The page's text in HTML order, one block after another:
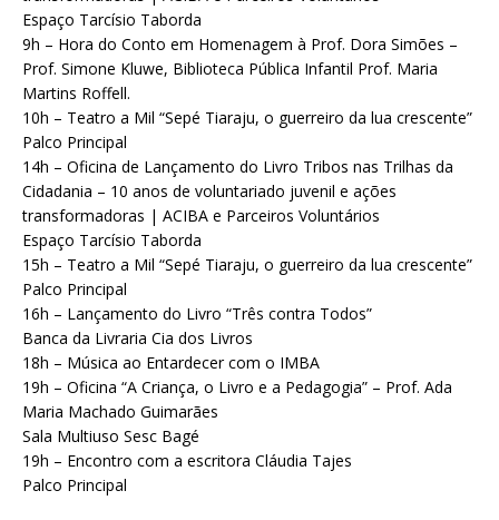
Espaço Tarcísio Taborda
9h – Hora do Conto em Homenagem à Prof. Dora Simões –
Prof. Simone Kluwe, Biblioteca Pública Infantil Prof. Maria
Martins Roffell.
10h – Teatro a Mil “Sepé Tiaraju, o guerreiro da lua crescente”
Palco Principal
14h – Oficina de Lançamento do Livro Tribos nas Trilhas da
Cidadania – 10 anos de voluntariado juvenil e ações
transformadoras | ACIBA e Parceiros Voluntários
Espaço Tarcísio Taborda
15h – Teatro a Mil “Sepé Tiaraju, o guerreiro da lua crescente”
Palco Principal
16h – Lançamento do Livro “Três contra Todos”
Banca da Livraria Cia dos Livros
18h – Música ao Entardecer com o IMBA
19h – Oficina “A Criança, o Livro e a Pedagogia” – Prof. Ada
Maria Machado Guimarães
Sala Multiuso Sesc Bagé
19h – Encontro com a escritora Cláudia Tajes
Palco Principal